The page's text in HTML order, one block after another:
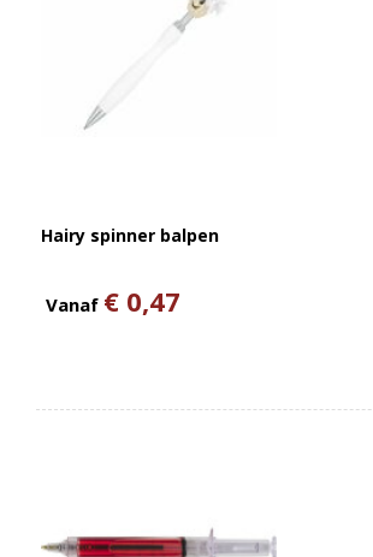
Hairy spinner balpen
Vanaf € 0,47